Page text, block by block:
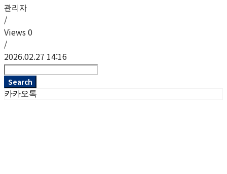
관리자
/
Views 0
/
2026.02.27 14:16
Search
카카오톡